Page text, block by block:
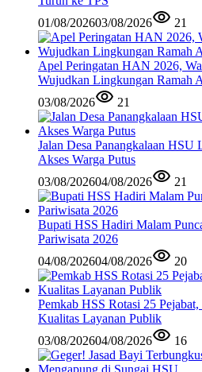
01/08/202603/08/2026 21
Apel Peringatan HAN 2026,
Wujudkan Lingkungan Ramah
03/08/2026
21
Jalan Desa Panangkalaan HSU
Akses Warga Putus
03/08/202604/08/2026 21
Bupati HSS Hadiri Malam
Pariwisata 2026
04/08/202604/08/2026 20
Pemkab HSS Rotasi 25
Kualitas Layanan Publik
03/08/202604/08/2026 16